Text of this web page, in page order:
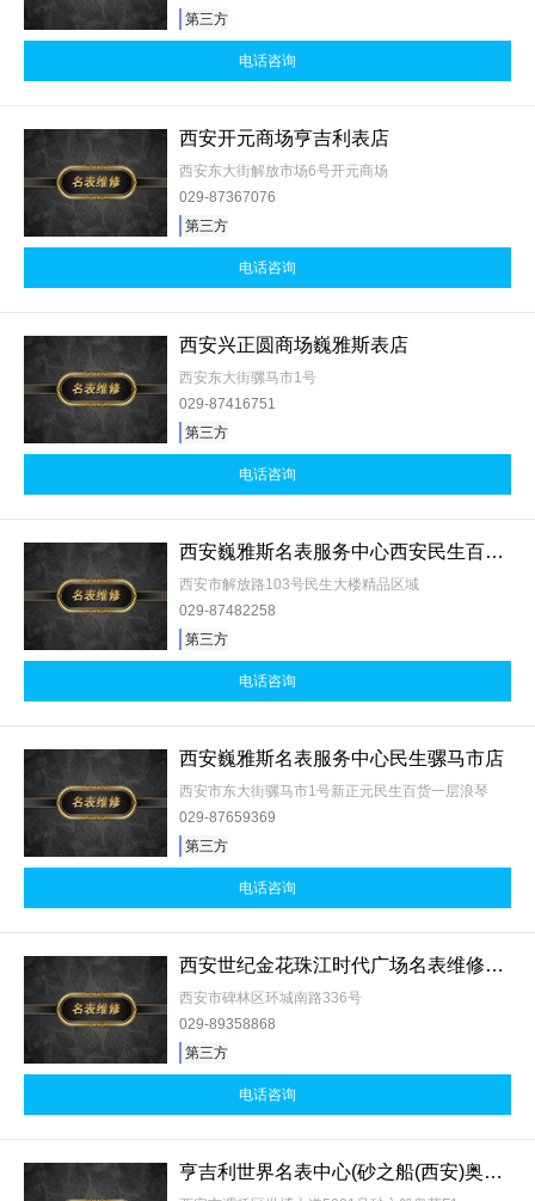
第三方
电话咨询
西安开元商场亨吉利表店
西安东大街解放市场6号开元商场
029-87367076
第三方
电话咨询
西安兴正圆商场巍雅斯表店
西安东大街骡马市1号
029-87416751
第三方
电话咨询
西安巍雅斯名表服务中心西安民生百货解放路店
西安市解放路103号民生大楼精品区域
029-87482258
第三方
电话咨询
西安巍雅斯名表服务中心民生骡马市店
西安市东大街骡马市1号新正元民生百货一层浪琴
029-87659369
第三方
电话咨询
西安世纪金花珠江时代广场名表维修中心
西安市碑林区环城南路336号
029-89358868
第三方
电话咨询
亨吉利世界名表中心(砂之船(西安)奥莱店)